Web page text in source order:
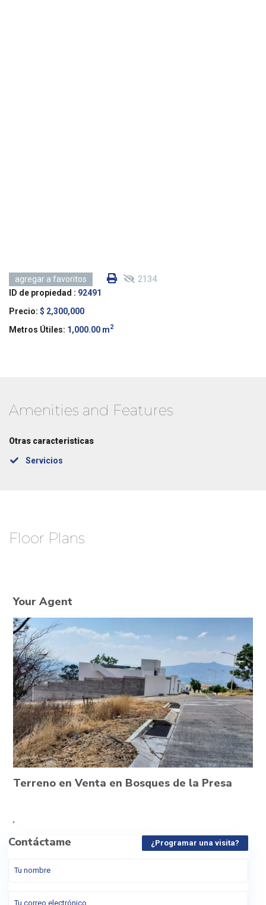
agregar a favoritos 2134
ID de propiedad : 92491
Precio: $ 2,300,000
Metros Útiles: 1,000.00 m2
Amenities and Features
Otras caracteristicas
Servicios
Floor Plans
Your Agent
Terreno en Venta en Bosques de la Presa
,
Contáctame ¿Programar una visita?